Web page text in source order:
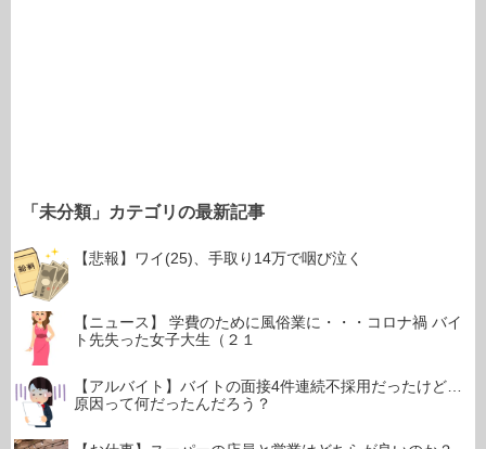
「未分類」カテゴリの最新記事
【悲報】ワイ(25)、手取り14万で咽び泣く
【ニュース】 学費のために風俗業に・・・コロナ禍 バイ
ト先失った女子大生（２１
【アルバイト】バイトの面接4件連続不採用だったけど…
原因って何だったんだろう？